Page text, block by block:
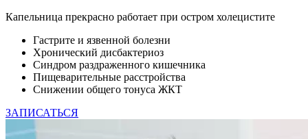
Капельница прекрасно работает при остром холецистите
Гастрите и язвенной болезни
Хронический дисбактериоз
Синдром раздраженного кишечника
Пищеварительные расстройства
Снижении общего тонуса ЖКТ
ЗАПИСАТЬСЯ